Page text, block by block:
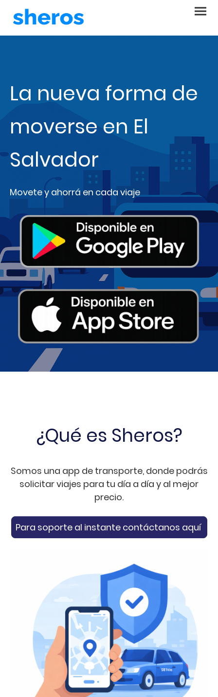
La nueva forma de
moverse en El
Salvador
Movete y ahorrá en cada viaje
¿Qué es Sheros?
Somos una app de transporte, donde podrás
solicitar viajes para tu día a día y al mejor
precio.
Para soporte al instante contáctanos aquí